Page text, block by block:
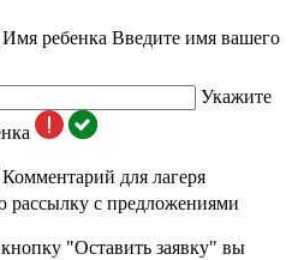
Имя ребенка Введите имя вашего
Укажите
Комментарий для лагеря
рассылку с предложениями
"Оставить заявку" вы